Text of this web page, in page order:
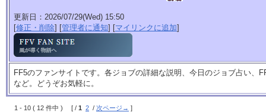
更新日：2026/07/29(Wed) 15:50
[修正・削除] [管理者に通知] [マイリンクに追加]
FF5のファンサイトです。各ジョブの詳細な説明、今日のジョブ占い、
など。どうぞお気軽に。
1 - 10 ( 12 件中 ) [ / 1 2 / 次ページ→ ]